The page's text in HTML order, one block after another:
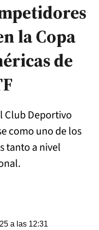
la Copa
de
Club Deportivo
como uno de los
tanto a nivel
a las 12:31